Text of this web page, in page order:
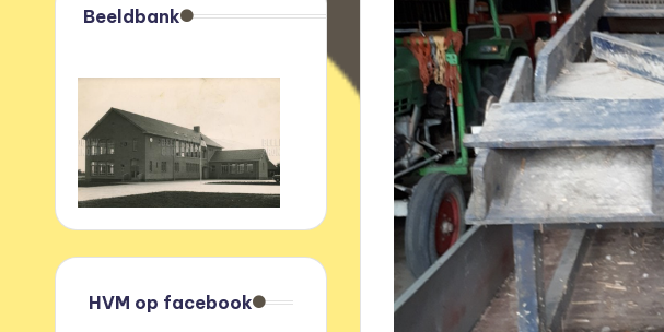
Beeldbank
HVM op facebook